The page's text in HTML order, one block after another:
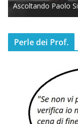
Ascoltando Paolo
Perle dei Prof.